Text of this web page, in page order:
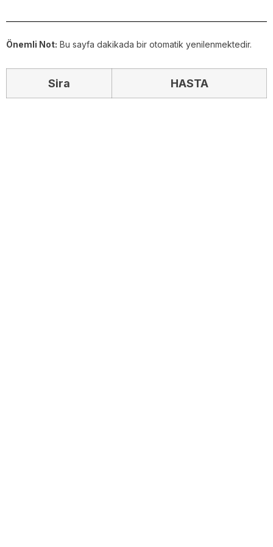
Önemli Not: Bu sayfa dakikada bir otomatik yenilenmektedir.
Sira HASTA